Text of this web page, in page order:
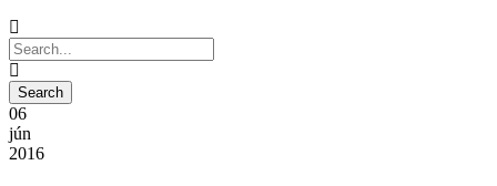
06
jún
2016